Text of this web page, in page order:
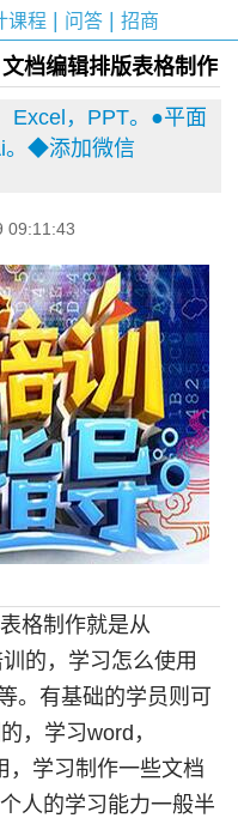
课程 问答 招商
档编辑排版表格制作
Excel，PPT。●平面
。◆添加微信
09:11:43
格制作就是从
的，学习怎么使用
。有基础的学员则可
，学习word，
，学习制作一些文档
人的学习能力一般半